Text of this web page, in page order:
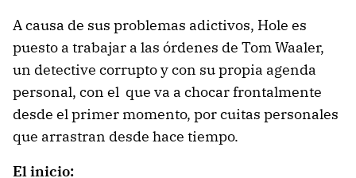
A causa de sus problemas adictivos, Hole es
puesto a trabajar a las órdenes de Tom Waaler,
un detective corrupto y con su propia agenda
personal, con el que va a chocar frontalmente
desde el primer momento, por cuitas personales
que arrastran desde hace tiempo.
El inicio: